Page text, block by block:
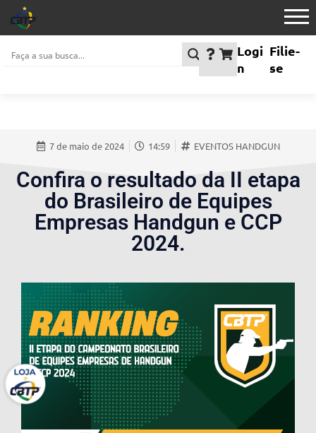
Logi
n
Filie-
se
7 de maio de 2024 14:59 EVENTOS HANDGUN
Confira o resultado da II etapa
do Brasileiro de Equipes
Empresas Handgun e CCP
2024.